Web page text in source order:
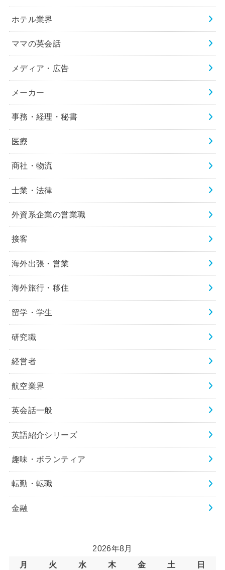
ホテル業界
ママの英会話
メディア・広告
メーカー
事務・経理・秘書
医療
商社・物流
士業・法律
外資系企業の営業職
接客
海外出張・営業
海外旅行・移住
留学・学生
研究職
経営者
航空業界
英会話一般
英語紹介シリーズ
趣味・ボランティア
転勤・転職
金融
2026年8月
月
火 水 木 金 土
日